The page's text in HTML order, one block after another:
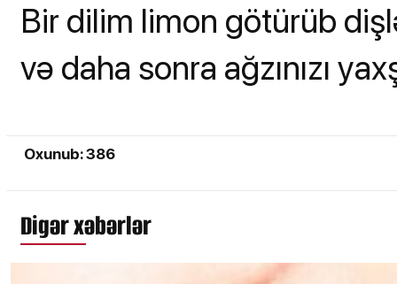
Bir dilim limon götürüb
və daha sonra ağzınızı
Oxunub: 386
Digər xəbərlər